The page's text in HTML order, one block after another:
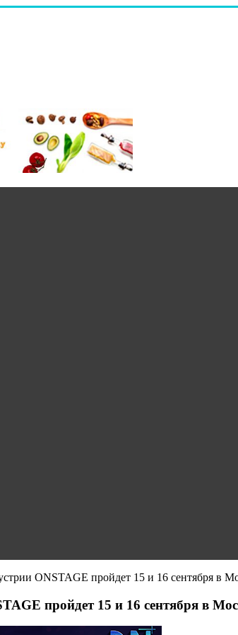
ONSTAGE пройдет 15 и 16 сентября в
пройдет 15 и 16 сентября в